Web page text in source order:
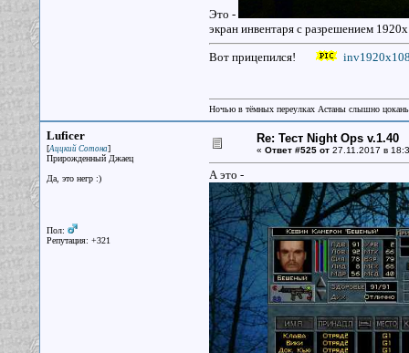
Это -
экран инвентаря с разрешением
Вот прицепился!
Ночью в тёмных переулках Астаны слышно
Luficer
[Аццкий Сотона]
Прирожденный Джаец
Да, это негр :)
Пол:
Репутация: +321
Re: Тест Night Ops v.1.40
« Ответ #525 от27.11.2017 в
А это -